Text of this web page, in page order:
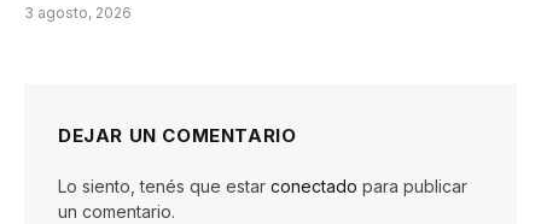
3 agosto, 2026
DEJAR UN COMENTARIO
Lo siento, tenés que estar conectado para publicar
un comentario.